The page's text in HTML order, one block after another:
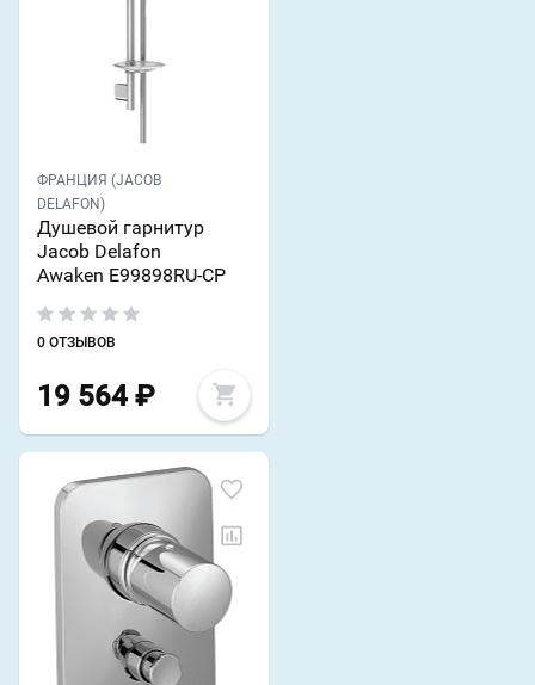
ФРАНЦИЯ (JACOB
DELAFON)
Душевой гарнитур
Jacob Delafon
Awaken E99898RU-CP
0 ОТЗЫВОВ
19 564 ₽